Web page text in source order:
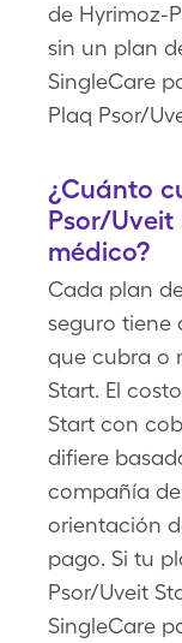
de Hyrimoz-
sin un plan
SingleCare
Plaq Psor/
¿Cuánto
Psor/
médico?
Cada plan
seguro tiene
que cubra o
Start. El
Start con
difiere
compañía
orientación
pago. Si tu
Psor/Uveit
SingleCare